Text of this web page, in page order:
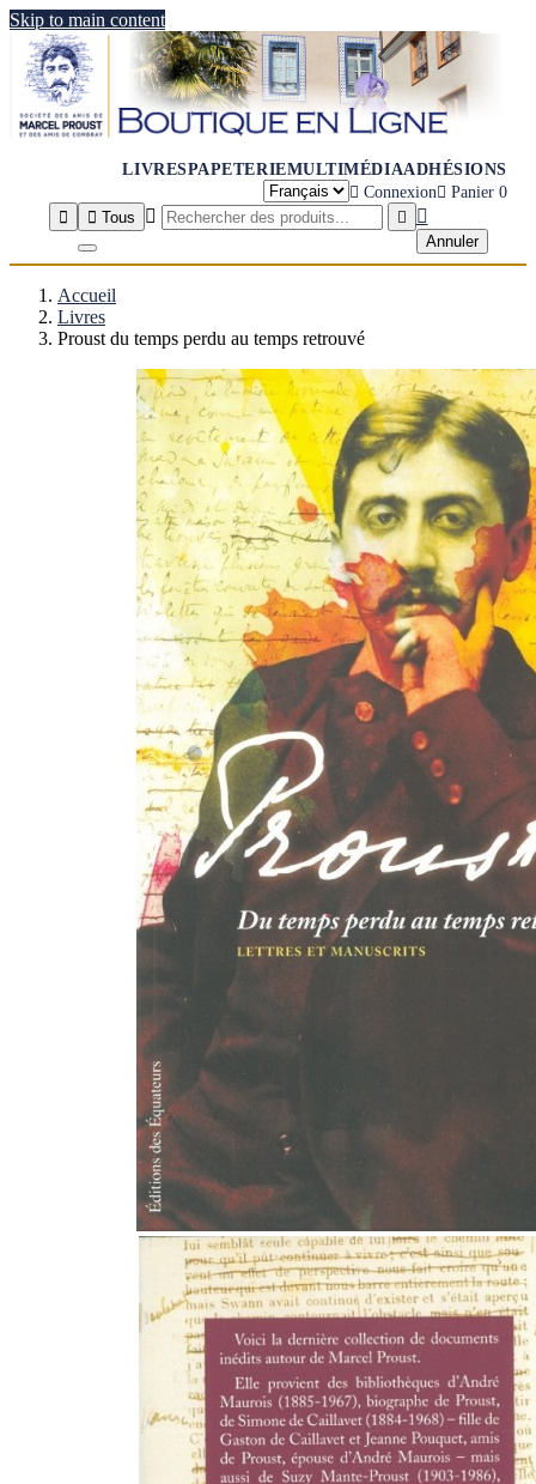
Skip to main content
LIVRESPAPETERIEMULTIMÉDIAADHÉSIONS
 Connexion Panier 0

 Tous   
Annuler
Accueil
Livres
Proust du temps perdu au temps retrouvé